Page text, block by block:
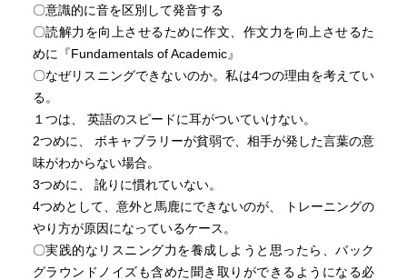
〇意識的に音を区別して発音する
〇読解力を向上させるために作文、作文力を向上させるた
めに『Fundamentals of Academic』
〇なぜリスニングできないのか。私は4つの理由を考えてい
る。
１つは、 英語のスピードに耳がついていけない。
2つめに、 ボキャブラリーが貧弱で、相手が発した言葉の意
味がわからない場合。
3つめに、 訛りに慣れていない。
4つめとして、意外と馬鹿にできないのが、 トレーニングの
やり方が原因になっているケース。
〇実践的なリスニング力を養成しようと思ったら、バック
グラウンドノイズも含めた聞き取りができるようになる必